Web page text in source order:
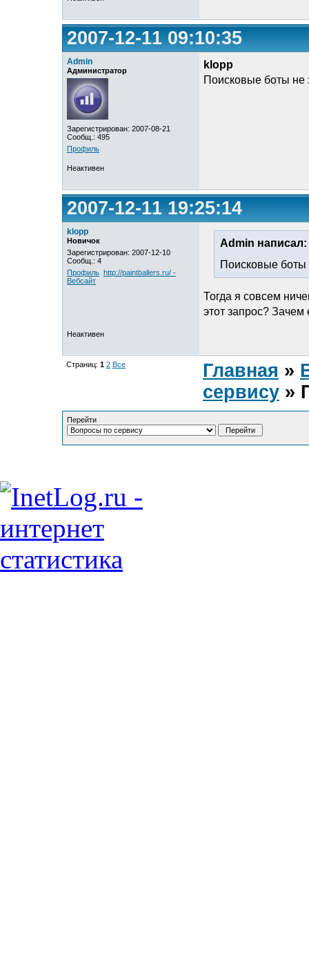
2007-12-11 09:10:35
Admin
Администратор
Зарегистрирован: 2007-08-21
Сообщ.: 495
Профиль
klopp
Поисковые боты не
Неактивен
2007-12-11 19:25:14
klopp
Новичок
Зарегистрирован: 2007-12-10
Сообщ.: 4
Профиль http://paintballers.ru/ -
Вебсайт
Admin написал:
Поисковые боты
Тогда я совсем
этот запрос?
Неактивен
Страниц: 1 2 Все Главная »
сервису »
Перейти